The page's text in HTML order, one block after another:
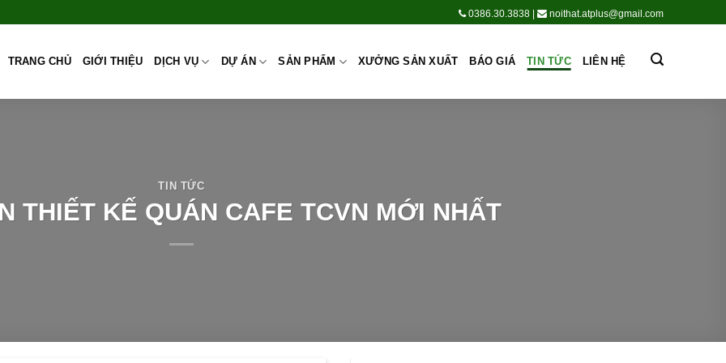
0386.30.3838 | noithat.atplus@gmail.com
TRANG CHỦ GIỚI THIỆU DỊCH VỤ DỰ ÁN SẢN PHẨM XƯỞNG SẢN XUẤT BÁO GIÁ TIN TỨC LIÊN HỆ
TIN TỨC
THIẾT KẾ QUÁN CAFE TCVN MỚI NHẤT